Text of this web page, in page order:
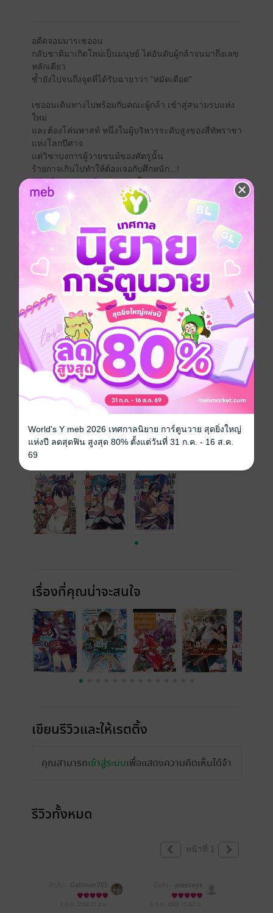
อดีตจอมมารเซออน
กลับชาติมาเกิดใหม่เป็นมนุษย์ ไต่อันดับผู้กล้าจนมาถึงเลข
หลักเดียว
ซ้ำยังไปจนถึงจุดที่ได้รับฉายาว่า "หมัดเดือด"
เซออนเดินทางไปพร้อมกับคณะผู้กล้า เข้าสู่สนามรบแห่ง
ใหม่
และต้องโค่นพาสท์ หนึ่งในผู้บริหารระดับสูงของสี่ทัพราชา
แห่งโลกปีศาจ
แต่วิชาบงการผู้วายชนม์ของศัตรูนั้น
ร้ายกาจเกินไปทำให้ต้องเจอกับศึกหนัก...!
ทว่า ด้วยการมาเยือนจากต่างโลก
ทำให้สถานการณ์ทั้งหมดกลับตาลปัตร
เรื่องราวของจอมมารที่กลับมาเกิดใหม่
เป็นสุดยอดผู้กล้า เล่ม 3!!
แอกชัน ผจญภัย แฟนตาซี นิยายญี่ปุ่นแปล
หนังสือแปล
ซีรีส์ ผู้กล้าคนนี้เคยเป็นจอมมารมาก่อนนะ
ประเภทไฟล์
วันที่วางขาย 02 กรกฎาคม 2568
ความยาว 192 หน้า
เล่มอื่นๆ ในซีรีส์
เรื่องที่คุณน่าจะสนใจ
เขียนรีวิวและให้เรตติ้ง
คุณสามารถเข้าสู่ระบบเพื่อแสดงความคิดเห็นได้จ้า
รีวิวทั้งหมด
หน้าที่ 1
Golfman755 preekeys
World's Y meb 2026 เทศกาลนิยาย การ์ตูนวาย สุดยิ่งใหญ่
แห่งปี ลดสุดฟิน สูงสุด 80% ตั้งแต่วันที่ 31 ก.ค. - 16 ส.ค.
69